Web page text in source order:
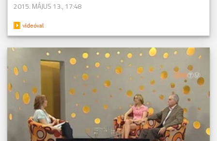
2015. MÁJUS 13., 17:48